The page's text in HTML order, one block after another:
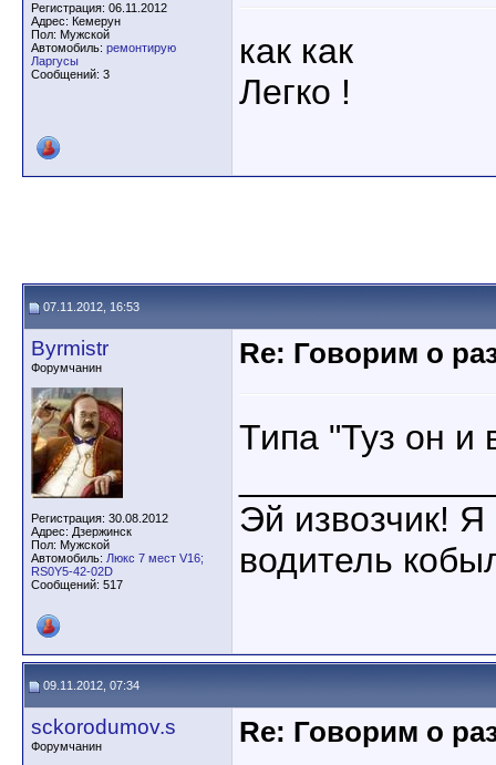
Регистрация: 06.11.2012
Адрес: Кемерун
Пол: Мужской
Автомобиль: ремонтирую
Ларгусы
Сообщений: 3
как как
Легко !
07.11.2012, 16:53
Byrmistr
Форумчанин
Регистрация: 30.08.2012
Адрес: Дзержинск
Пол: Мужской
Автомобиль: Люкс 7 мест V16;
RS0Y5-42-02D
Сообщений: 517
Re: Говорим о
Типа "Туз он и
Эй извозчик! Я
водитель
09.11.2012, 07:34
sckorodumov.s
Форумчанин
Re: Говорим о